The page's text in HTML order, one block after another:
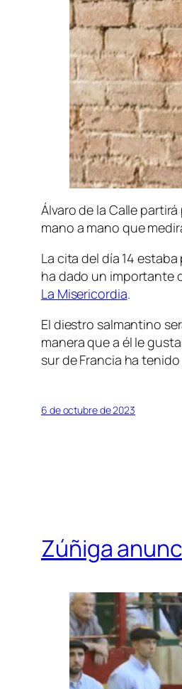
Álvaro de la Calle
mano a mano que
La cita del día 14
ha dado un importante
La Misericordia.
El diestro salmantino
manera que a él le
sur de Francia ha
6 de octubre de 2023
Zúñiga